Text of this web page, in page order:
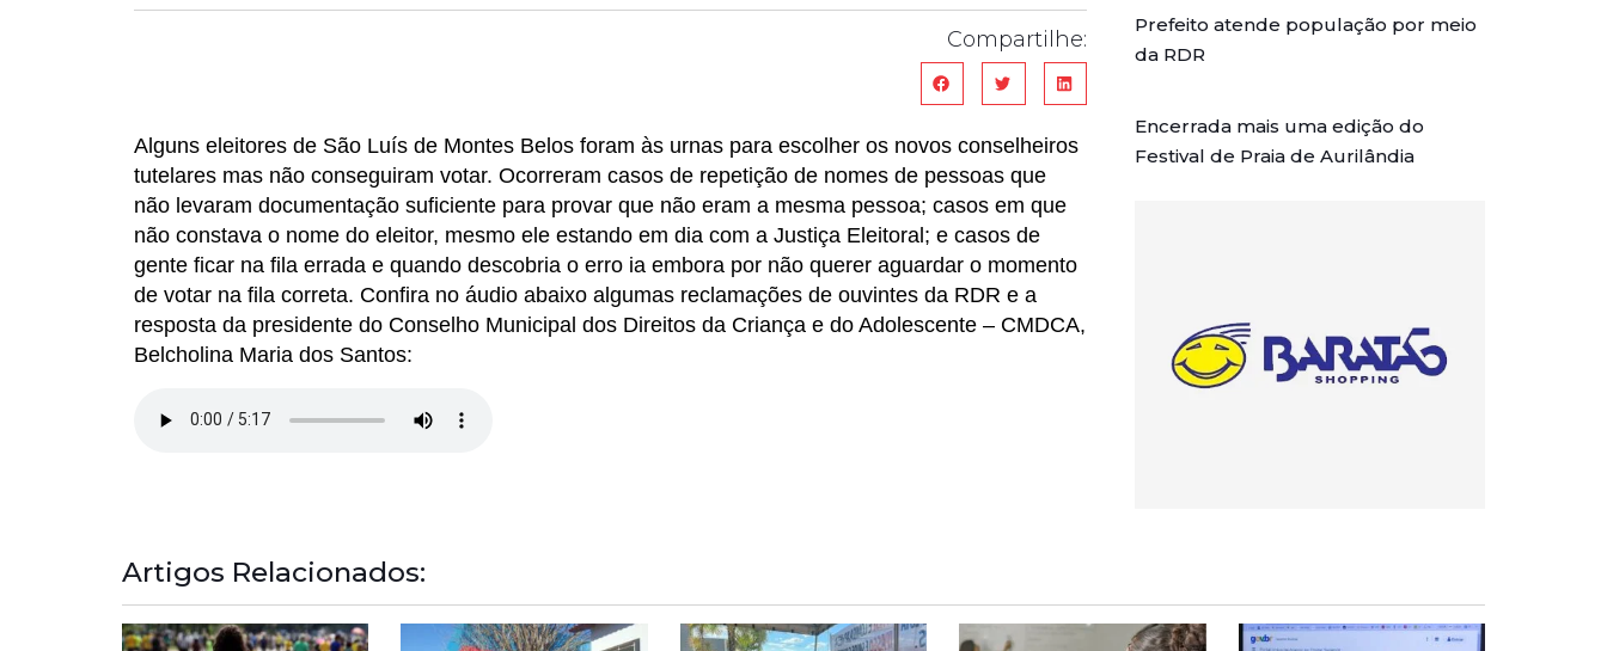
Compartilhe:
Alguns eleitores de São Luís de Montes Belos foram às urnas para escolher os novos conselheiros
tutelares mas não conseguiram votar. Ocorreram casos de repetição de nomes de pessoas que
não levaram documentação suficiente para provar que não eram a mesma pessoa; casos em que
não constava o nome do eleitor, mesmo ele estando em dia com a Justiça Eleitoral; e casos de
gente ficar na fila errada e quando descobria o erro ia embora por não querer aguardar o momento
de votar na fila correta. Confira no áudio abaixo algumas reclamações de ouvintes da RDR e a
resposta da presidente do Conselho Municipal dos Direitos da Criança e do Adolescente – CMDCA,
Belcholina Maria dos Santos:
Prefeito atende população por meio
da RDR
Encerrada mais uma edição do
Festival de Praia de Aurilândia
Artigos Relacionados: